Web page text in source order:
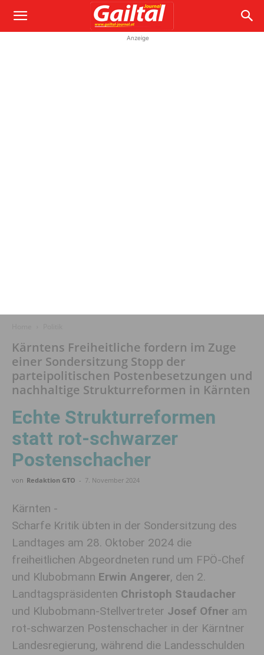
Anzeige
Kärntens Freiheitliche fordern im Zuge
einer Sondersitzung Stopp der
parteipolitischen Postenbesetzungen und
nachhaltige Strukturreformen in Kärnten
Echte Strukturreformen
statt rot-schwarzer
Postenschacher
von Redaktion GTO - 7. November 2024
Kärnten -
Scharfe Kritik übten in der Sondersitzung des
Landtages am 28. Oktober 2024 die
freiheitlichen Abgeordneten rund um FPÖ-Chef
und Klubobmann Erwin Angerer, den 2.
Landtagspräsidenten Christoph Staudacher
und Klubobmann-Stellvertreter Josef Ofner am
rot-schwarzen Postenschacher in der Kärntner
Landesregierung, während die Landesschulden